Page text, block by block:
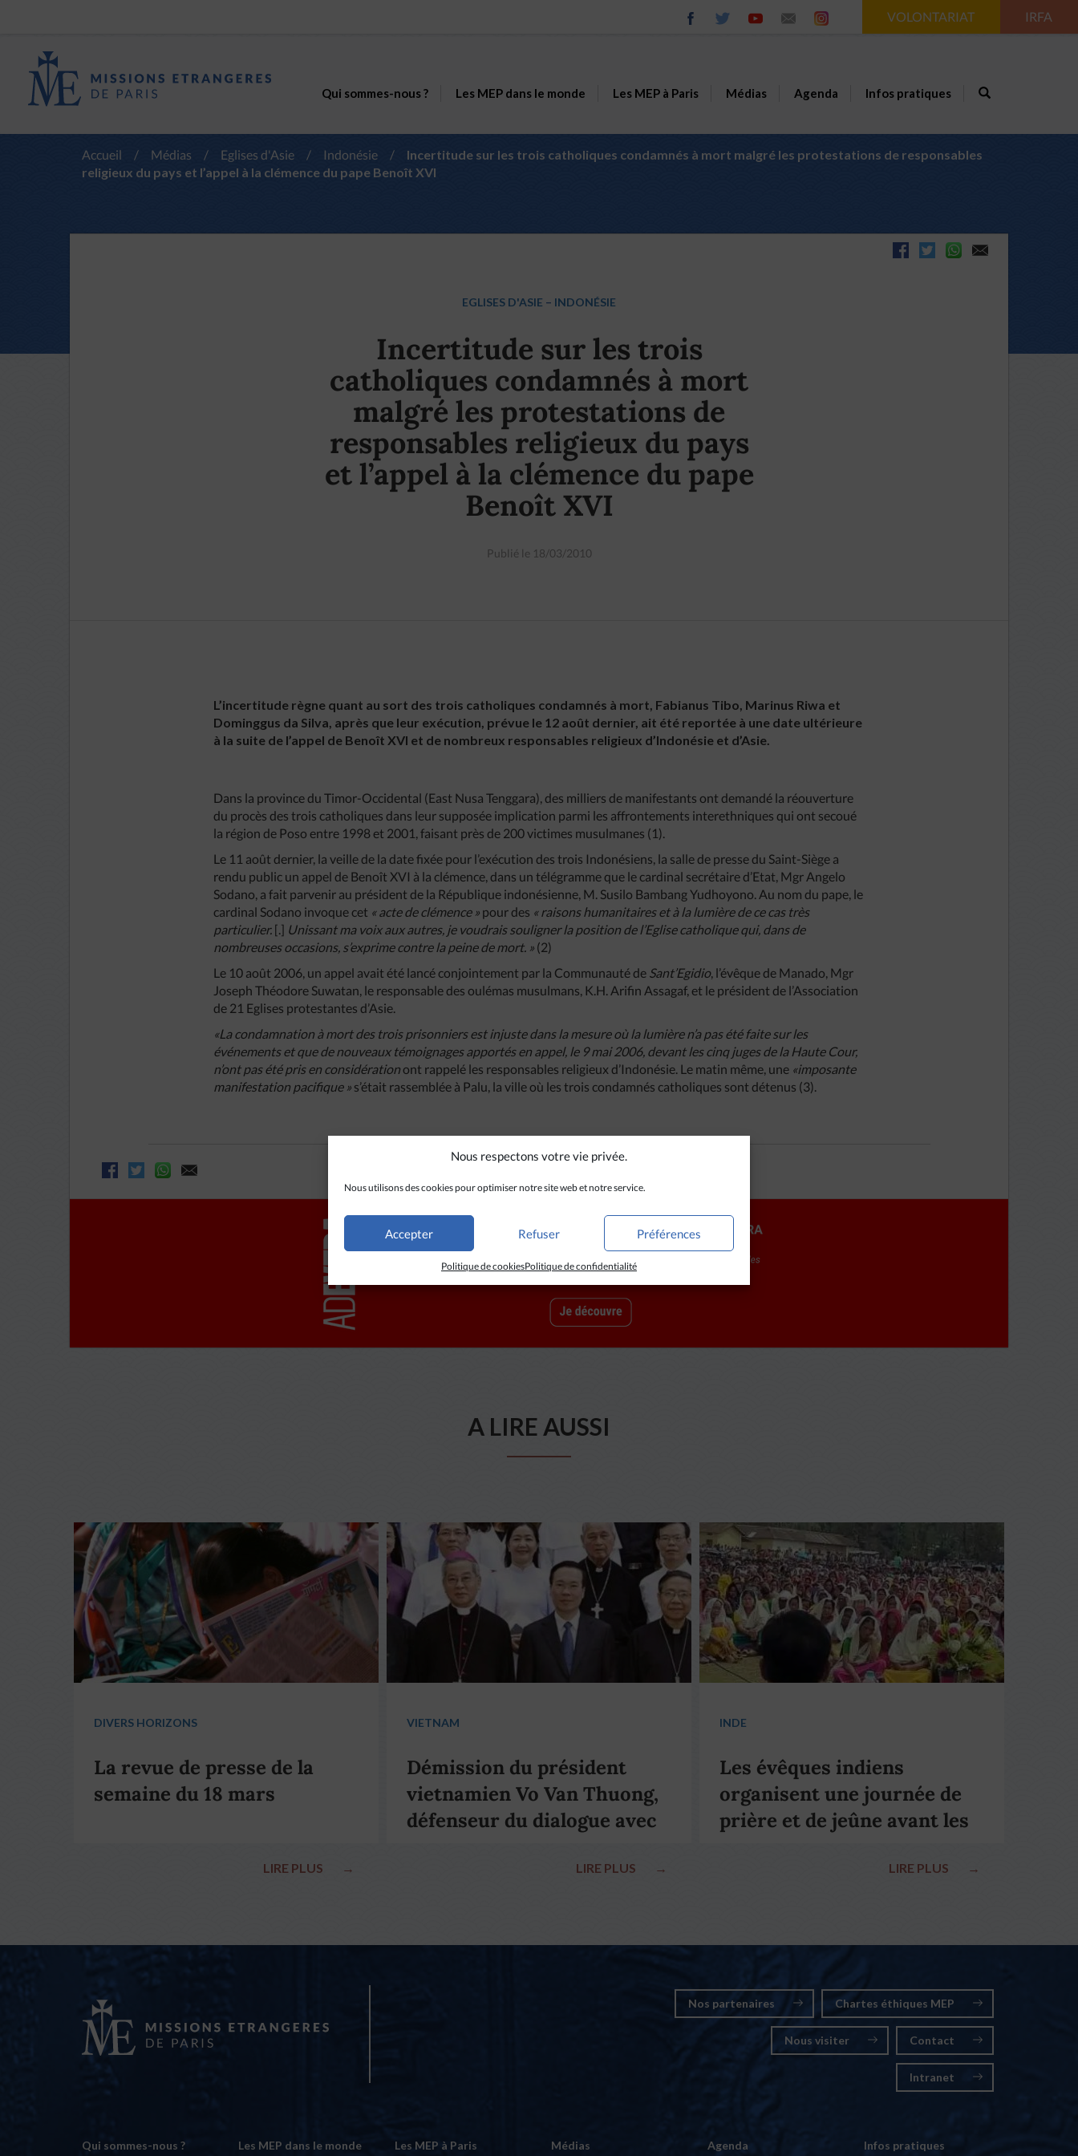
Nous respectons votre vie privée.
Nous utilisons des cookies pour optimiser notre site web et notre service.
Accepter Refuser Préférences
Politique de cookiesPolitique de confidentialité
VOLONTARIAT IRFA
Qui sommes-nous ? Les MEP dans le monde Les MEP à Paris Médias Agenda Infos pratiques
Accueil / Médias / Eglises d'Asie / Indonésie /
Incertitude sur les trois catholiques condamnés à mort malgré les protestations de responsables
religieux du pays et l’appel à la clémence du pape Benoît XVI
EGLISES D'ASIE – INDONÉSIE
Incertitude sur les trois
catholiques condamnés à mort
malgré les protestations de
responsables religieux du pays
et l’appel à la clémence du pape
Benoît XVI
Publié le 18/03/2010
L’incertitude règne quant au sort des trois catholiques condamnés à mort, Fabianus Tibo, Marinus Riwa et
Dominggus da Silva, après que leur exécution, prévue le 12 août dernier, ait été reportée à une date ultérieure
à la suite de l’appel de Benoît XVI et de nombreux responsables religieux d’Indonésie et d’Asie.
Dans la province du Timor-Occidental (East Nusa Tenggara), des milliers de manifestants ont demandé la réouverture
du procès des trois catholiques dans leur supposée implication parmi les affrontements interethniques qui ont secoué
la région de Poso entre 1998 et 2001, faisant près de 200 victimes musulmanes (1).
Le 11 août dernier, la veille de la date fixée pour l’exécution des trois Indonésiens, la salle de presse du Saint-Siège a
rendu public un appel de Benoît XVI à la clémence, dans un télégramme que le cardinal secrétaire d’Etat, Mgr Angelo
Sodano, a fait parvenir au président de la République indonésienne, M. Susilo Bambang Yudhoyono. Au nom du pape, le
cardinal Sodano invoque cet « acte de clémence » pour des « raisons humanitaires et à la lumière de ce cas très
particulier. [.] Unissant ma voix aux autres, je voudrais souligner la position de l’Eglise catholique qui, dans de
nombreuses occasions, s’exprime contre la peine de mort. » (2)
Le 10 août 2006, un appel avait été lancé conjointement par la Communauté de Sant’Egidio, l’évêque de Manado, Mgr
Joseph Théodore Suwatan, le responsable des oulémas musulmans, K.H. Arifin Assagaf, et le président de l’Association
de 21 Eglises protestantes d’Asie.
«La condamnation à mort des trois prisonniers est injuste dans la mesure où la lumière n’a pas été faite sur les
événements et que de nouveaux témoignages apportés en appel, le 9 mai 2006, devant les cinq juges de la Haute Cour,
n’ont pas été pris en considérationont rappelé les responsables religieux d’Indonésie. Le matin même, une «imposante
manifestation pacifique » s’était rassemblée à Palu, la ville où les trois condamnés catholiques sont détenus (3).
A LIRE AUSSI
DIVERS HORIZONS
La revue de presse de la
semaine du 18 mars
LIRE PLUS →
VIETNAM
Démission du président
vietnamien Vo Van Thuong,
défenseur du dialogue avec
LIRE PLUS →
INDE
Les évêques indiens
organisent une journée de
prière et de jeûne avant les
LIRE PLUS →
Nos partenaires Chartes éthiques MEP
Nous visiter Contact
Intranet
Qui sommes-nous ? Les MEP dans le monde Les MEP à Paris Médias Agenda Infos pratiques